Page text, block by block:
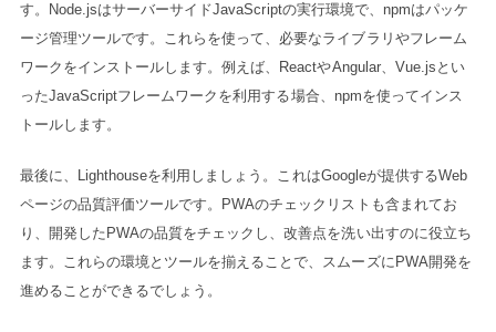
す。Node.jsはサーバーサイドJavaScriptの実行環境で、npmはパッケ
ージ管理ツールです。これらを使って、必要なライブラリやフレーム
ワークをインストールします。例えば、ReactやAngular、Vue.jsとい
ったJavaScriptフレームワークを利用する場合、npmを使ってインス
トールします。
最後に、Lighthouseを利用しましょう。これはGoogleが提供するWeb
ページの品質評価ツールです。PWAのチェックリストも含まれてお
り、開発したPWAの品質をチェックし、改善点を洗い出すのに役立ち
ます。これらの環境とツールを揃えることで、スムーズにPWA開発を
進めることができるでしょう。